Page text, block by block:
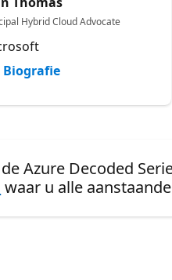
Hybrid Cloud Advocate
Biografie
Azure Decoded
waar u alle